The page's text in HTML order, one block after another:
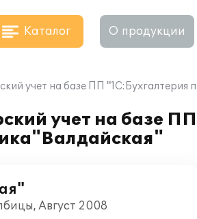
Каталог О продукции
учет на базе ПП
учет на базе
Август 2008